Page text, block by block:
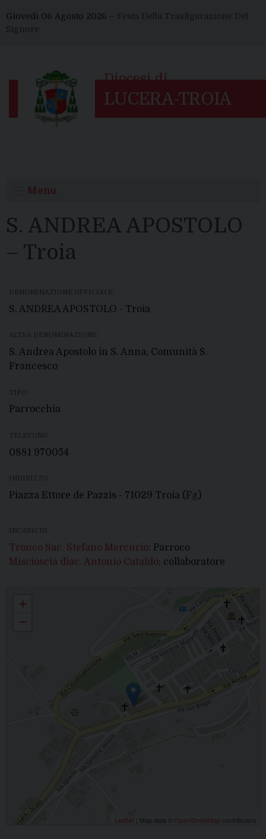
to
content
Giovedì 06 Agosto 2026 – Festa Della Trasfigurazione Del
Signore
Menu
S. ANDREA APOSTOLO
– Troia
DENOMINAZIONE UFFICIALE:
S. ANDREA APOSTOLO - Troia
ALTRA DENOMINAZIONE:
S. Andrea Apostolo in S. Anna, Comunità S.
Francesco
TIPO:
Parrocchia
TELEFONO:
0881 970054
INDIRIZZO:
Piazza Ettore de Pazzis - 71029 Troia (Fg)
INCARICHI
Tronco Sac. Stefano Mercurio: Parroco
Miscioscia diac. Antonio Cataldo: collaboratore
+
−
Leaflet | Map data © OpenStreetMap contributors